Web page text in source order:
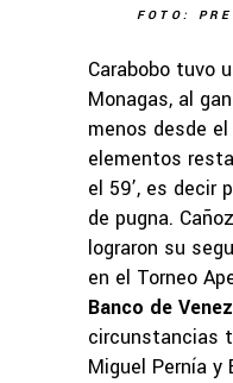
FOTO:
Carabobo tuvo
Monagas, al
menos desde
elementos
el 59’, es decir
de pugna.
lograron su
en el Torneo
Banco de
circunstancias
Miguel Pernía y